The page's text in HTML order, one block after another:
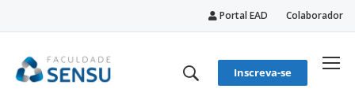
Portal EAD Colaborador
Inscreva-se